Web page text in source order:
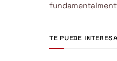
TE PUEDE